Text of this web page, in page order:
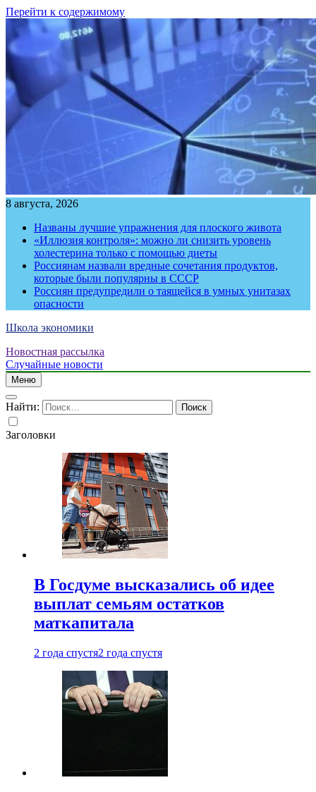
Перейти к содержимому
8 августа, 2026
Названы лучшие упражнения для плоского живота
«Иллюзия контроля»: можно ли снизить уровень
холестерина только с помощью диеты
Россиянам назвали вредные сочетания продуктов,
которые были популярны в СССР
Россиян предупредили о таящейся в умных унитазах
опасности
Школа экономики
Новостная рассылка
Случайные новости
Меню
Найти:
Заголовки
В Госдуме высказались об идее
выплат семьям остатков
маткапитала
2 года спустя2 года спустя